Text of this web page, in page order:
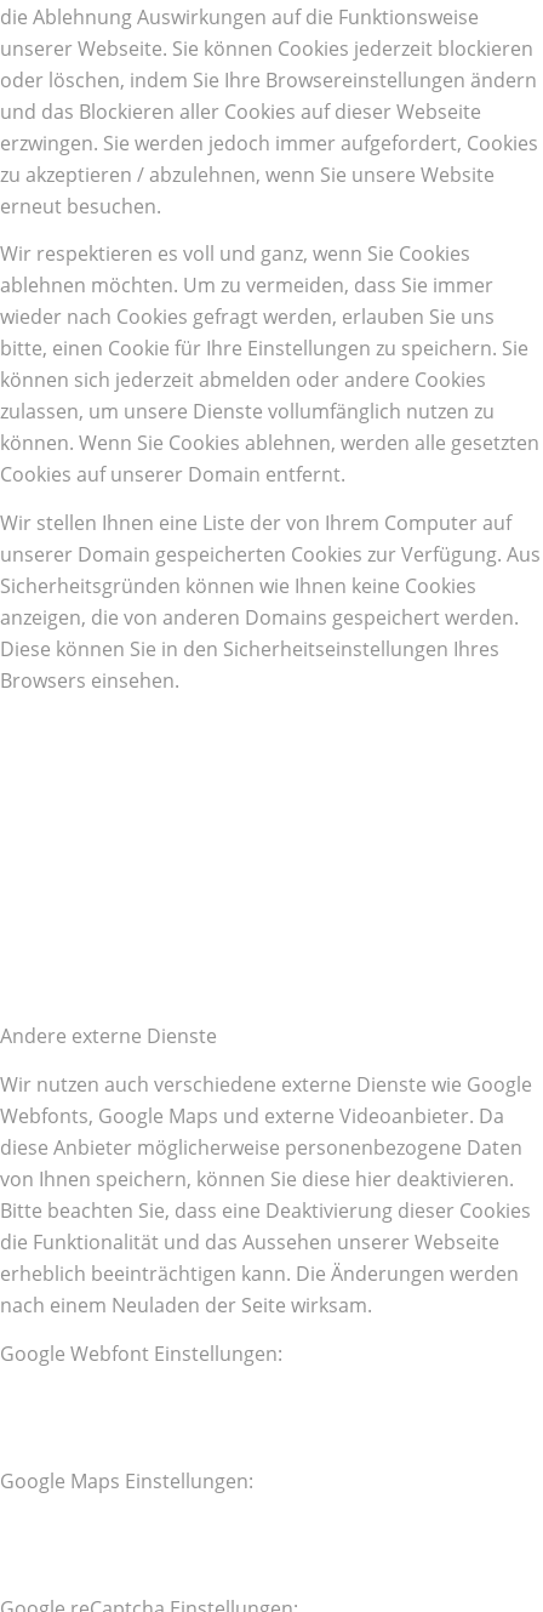
die Ablehnung Auswirkungen auf die Funktionsweise
unserer Webseite. Sie können Cookies jederzeit blockieren
oder löschen, indem Sie Ihre Browsereinstellungen ändern
und das Blockieren aller Cookies auf dieser Webseite
erzwingen. Sie werden jedoch immer aufgefordert, Cookies
zu akzeptieren / abzulehnen, wenn Sie unsere Website
erneut besuchen.
Wir respektieren es voll und ganz, wenn Sie Cookies
ablehnen möchten. Um zu vermeiden, dass Sie immer
wieder nach Cookies gefragt werden, erlauben Sie uns
bitte, einen Cookie für Ihre Einstellungen zu speichern. Sie
können sich jederzeit abmelden oder andere Cookies
zulassen, um unsere Dienste vollumfänglich nutzen zu
können. Wenn Sie Cookies ablehnen, werden alle gesetzten
Cookies auf unserer Domain entfernt.
Wir stellen Ihnen eine Liste der von Ihrem Computer auf
unserer Domain gespeicherten Cookies zur Verfügung. Aus
Sicherheitsgründen können wie Ihnen keine Cookies
anzeigen, die von anderen Domains gespeichert werden.
Diese können Sie in den Sicherheitseinstellungen Ihres
Browsers einsehen.
Andere externe Dienste
Wir nutzen auch verschiedene externe Dienste wie Google
Webfonts, Google Maps und externe Videoanbieter. Da
diese Anbieter möglicherweise personenbezogene Daten
von Ihnen speichern, können Sie diese hier deaktivieren.
Bitte beachten Sie, dass eine Deaktivierung dieser Cookies
die Funktionalität und das Aussehen unserer Webseite
erheblich beeinträchtigen kann. Die Änderungen werden
nach einem Neuladen der Seite wirksam.
Google Webfont Einstellungen:
Google Maps Einstellungen: